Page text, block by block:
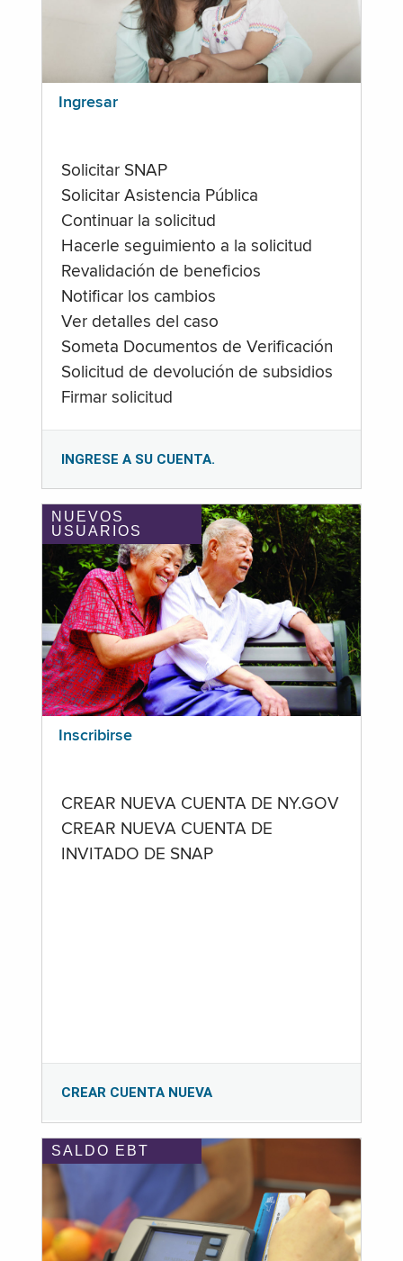
Ingresar
Solicitar SNAP
Solicitar Asistencia Pública
Continuar la solicitud
Hacerle seguimiento a la solicitud
Revalidación de beneficios
Notificar los cambios
Ver detalles del caso
Someta Documentos de Verificación
Solicitud de devolución de subsidios
Firmar solicitud
INGRESE A SU CUENTA.
NUEVOS
USUARIOS
Inscribirse
CREAR NUEVA CUENTA DE NY.GOV
CREAR NUEVA CUENTA DE
INVITADO DE SNAP
CREAR CUENTA NUEVA
SALDO EBT